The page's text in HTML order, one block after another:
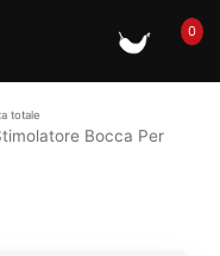
🛒0
totale
Bocca Per